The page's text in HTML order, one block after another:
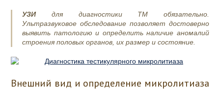
УЗИ для диагностики ТМ обязательно.
Ультразвуковое обследование позволяет достоверно
выявить патологию и определить наличие аномалий
строения половых органов, их размер и состояние.
Внешний вид и определение микролитиаза